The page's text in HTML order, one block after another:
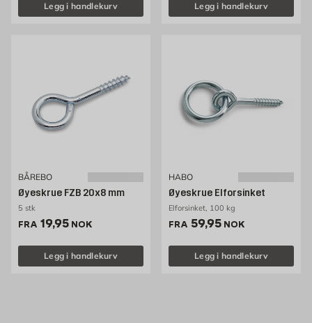
Legg i handlekurv Legg i handlekurv
BÅREBO
Øyeskrue FZB 20x8 mm
5 stk
FRA Pris 19.95 NOK /stk
19,95 NOK
Legg i handlekurv
HABO
Øyeskrue Elforsinket
Elforsinket, 100 kg
FRA Pris 59.95 NOK /stk
59,95 NOK
Legg i handlekurv